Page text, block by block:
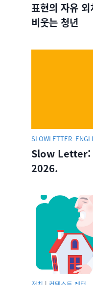
표현의 자유
비웃는 청년
Slow
2026.